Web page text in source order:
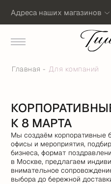
Адреса наших магазинов
Главная Для компаний
К 8 МАРТА
Мы создаём корпоративные
офисы и мероприятия,
бизнеса, формат
в Москве, предлагаем
внимательное
выбора до бережной